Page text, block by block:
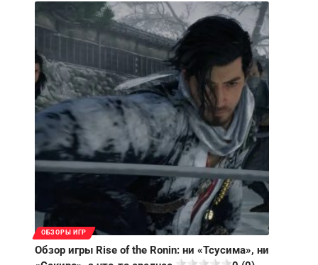
ОБЗОРЫ ИГР
Обзор игры Rise of the Ronin: ни «Тсусима», ни